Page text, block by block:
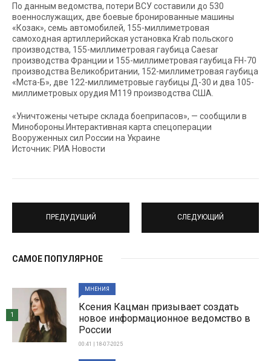
По данным ведомства, потери ВСУ составили до 530
военнослужащих, две боевые бронированные машины
«Козак», семь автомобилей, 155-миллиметровая
самоходная артиллерийская установка Krab польского
производства, 155-миллиметровая гаубица Caesar
производства Франции и 155-миллиметровая гаубица FH-70
производства Великобритании, 152-миллиметровая гаубица
«Мста-Б», две 122-миллиметровые гаубицы Д-30 и два 105-
миллиметровых орудия М119 производства США.
«Уничтожены четыре склада боеприпасов», — сообщили в
Минобороны.Интерактивная карта спецоперации
Вооруженных сил России на Украине
Источник: РИА Новости
ПРЕДУДУЩИЙ СЛЕДУЮЩИЙ
САМОЕ ПОПУЛЯРНОЕ
МНЕНИЯ
Ксения Кацман призывает создать
новое информационное ведомство в
России
00:41 | 18-07-2025
1